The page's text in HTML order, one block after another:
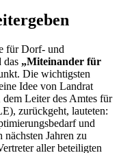
für Dorf- und
das „Miteinander für
Die wichtigsten
Idee von Landrat
dem Leiter des Amtes für
zurückgeht, lauteten:
und
nächsten Jahren zu
aller beteiligten